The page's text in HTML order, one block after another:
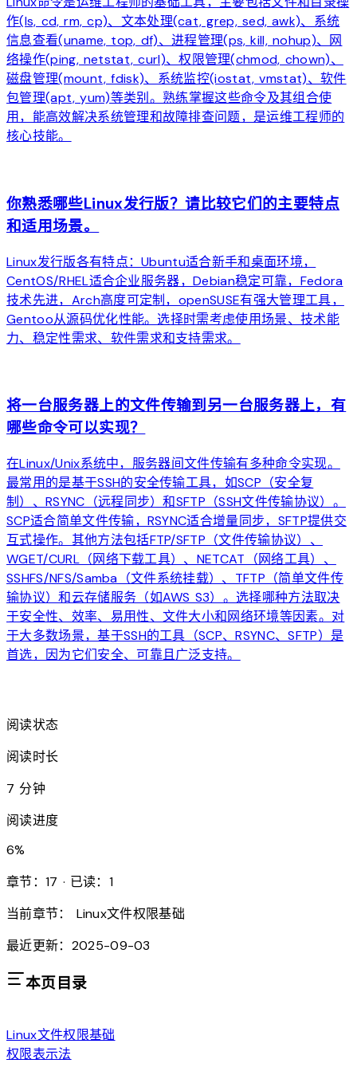
作(ls, cd, rm, cp)、文本处理(cat, grep, sed, awk)、系统
信息查看(uname, top, df)、进程管理(ps, kill, nohup)、网
络操作(ping, netstat, curl)、权限管理(chmod, chown)、
磁盘管理(mount, fdisk)、系统监控(iostat, vmstat)、软件
包管理(apt, yum)等类别。熟练掌握这些命令及其组合使
用，能高效解决系统管理和故障排查问题，是运维工程师的
核心技能。
你熟悉哪些Linux发行版？请比较它们的主要特点
和适用场景。
Linux发行版各有特点：Ubuntu适合新手和桌面环境，
CentOS/RHEL适合企业服务器，Debian稳定可靠，Fedora
技术先进，Arch高度可定制，openSUSE有强大管理工具，
Gentoo从源码优化性能。选择时需考虑使用场景、技术能
力、稳定性需求、软件需求和支持需求。
将一台服务器上的文件传输到另一台服务器上，有
哪些命令可以实现？
在Linux/Unix系统中，服务器间文件传输有多种命令实现。
最常用的是基于SSH的安全传输工具，如SCP（安全复
制）、RSYNC（远程同步）和SFTP（SSH文件传输协议）。
SCP适合简单文件传输，RSYNC适合增量同步，SFTP提供交
互式操作。其他方法包括FTP/SFTP（文件传输协议）、
WGET/CURL（网络下载工具）、NETCAT（网络工具）、
SSHFS/NFS/Samba（文件系统挂载）、TFTP（简单文件传
输协议）和云存储服务（如AWS S3）。选择哪种方法取决
于安全性、效率、易用性、文件大小和网络环境等因素。对
于大多数场景，基于SSH的工具（SCP、RSYNC、SFTP）是
首选，因为它们安全、可靠且广泛支持。
阅读状态
阅读时长
7 分钟
阅读进度
6%
章节：17 · 已读：1
当前章节：
Linux文件权限基础
最近更新：2025-09-03
本页目录
Linux文件权限基础
权限表示法